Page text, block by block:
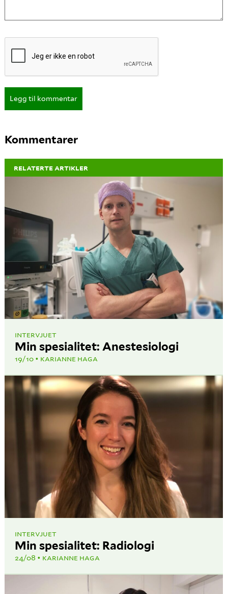
Legg til kommentar
Kommentarer
RELATERTE ARTIKLER
Min spesialitet: Anestesiologi
INTERVJUET
19/10 KARIANNE HAGA
Min spesialitet: Radiologi
INTERVJUET
24/08 KARIANNE HAGA